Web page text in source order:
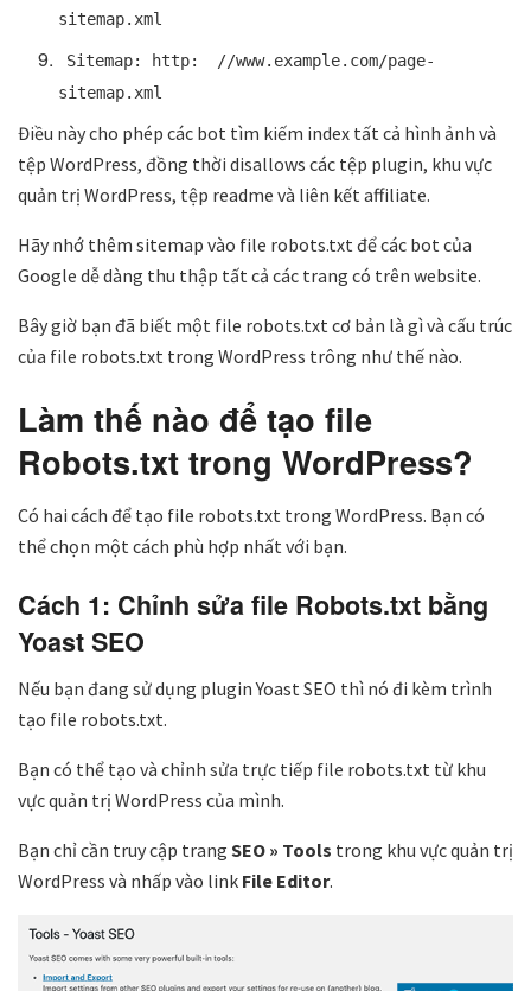
sitemap.xml
Sitemap: http:
//www.example.com/page-
sitemap.xml
Điều này cho phép các bot tìm kiếm index tất cả hình ảnh và
tệp WordPress, đồng thời disallows các tệp plugin, khu vực
quản trị WordPress, tệp readme và liên kết affiliate.
Hãy nhớ thêm sitemap vào file robots.txt để các bot của
Google dễ dàng thu thập tất cả các trang có trên website.
Bây giờ bạn đã biết một file robots.txt cơ bản là gì và cấu trúc
của file robots.txt trong WordPress trông như thế nào.
Làm thế nào để tạo file
Robots.txt trong WordPress?
Có hai cách để tạo file robots.txt trong WordPress. Bạn có
thể chọn một cách phù hợp nhất với bạn.
Cách 1: Chỉnh sửa file Robots.txt bằng
Yoast SEO
Nếu bạn đang sử dụng plugin Yoast SEO thì nó đi kèm trình
tạo file robots.txt.
Bạn có thể tạo và chỉnh sửa trực tiếp file robots.txt từ khu
vực quản trị WordPress của mình.
Bạn chỉ cần truy cập trang SEO » Tools trong khu vực quản trị
WordPress và nhấp vào link File Editor.